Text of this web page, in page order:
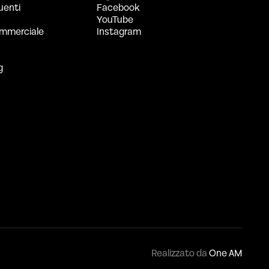
Facebook
YouTube
Instagram
Realizzato daOne AM